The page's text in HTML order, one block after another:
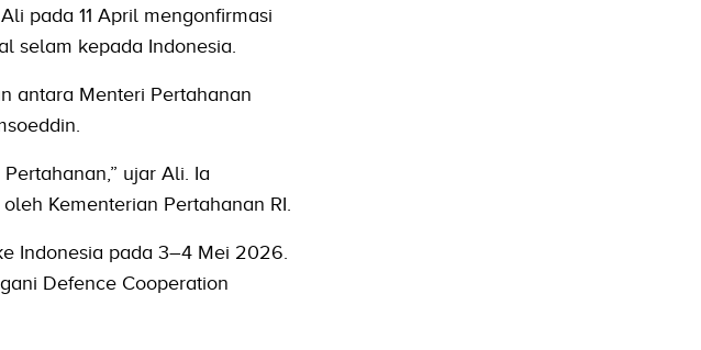
pada 11 April mengonfirmasi
selam kepada Indonesia.
antara Menteri Pertahanan
ujar Ali. Ia
Kementerian Pertahanan RI.
Indonesia pada 3–4 Mei 2026.
Defence Cooperation